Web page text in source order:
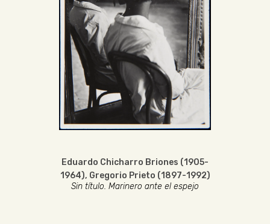
Eduardo Chicharro Briones (1905-
1964), Gregorio Prieto (1897-1992)
Sin título. Marinero ante el espejo